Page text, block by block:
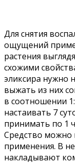
Для снятия
ощущений
растения
схожими
эликсира нужно
выжать из них
в соотношении
настаивать 7
принимать по 1
Средство можно
применения. В
накладывают